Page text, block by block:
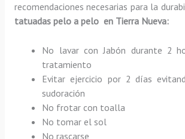
recomendaciones necesarias para la
tatuadas pelo a pelo en Tierra Nueva:
No lavar con Jabón durante 2
tratamiento
Evitar ejercicio por 2 días
sudoración
No frotar con toalla
No tomar el sol
No rascarse